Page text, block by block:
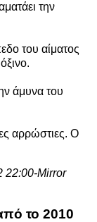
την
του αίματος
άμυνα του
αρρώστιες. Ο
22:00-Mirror
το 2010